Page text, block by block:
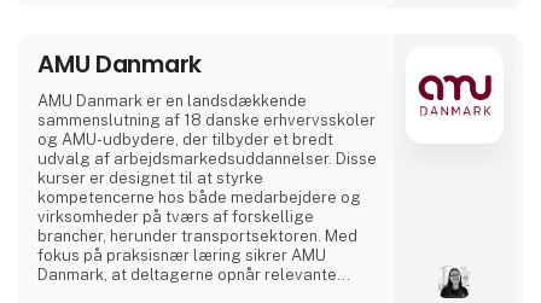
AMU Danmark
AMU Danmark er en landsdækkende
sammenslutning af 18 danske erhvervsskoler
og AMU-udbydere, der tilbyder et bredt
udvalg af arbejdsmarkedsuddannelser. Disse
kurser er designet til at styrke
kompetencerne hos både medarbejdere og
virksomheder på tværs af forskellige
brancher, herunder transportsektoren. Med
fokus på praksisnær læring sikrer AMU
Danmark, at deltagerne opnår relevante